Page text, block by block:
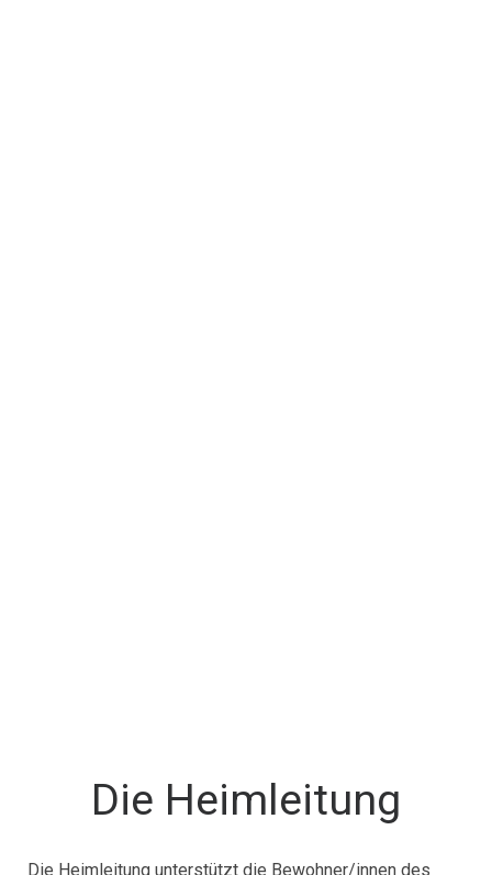
Die Heimleitung
Die Heimleitung unterstützt die Bewohner/innen des